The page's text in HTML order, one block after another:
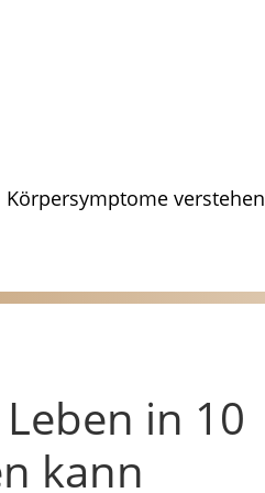
Körpersymptome verstehen
in 10
kann